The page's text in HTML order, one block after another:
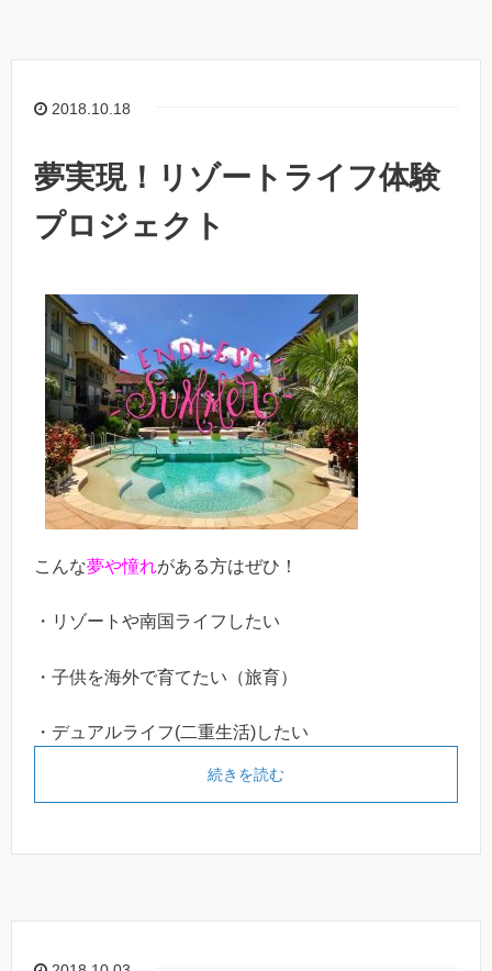
2018.10.18
夢実現！リゾートライフ体験
プロジェクト
こんな夢や憧れがある方はぜひ！
・リゾートや南国ライフしたい
・子供を海外で育てたい（旅育）
・デュアルライフ(二重生活)したい
続きを読む